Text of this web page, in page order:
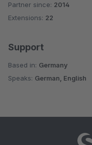
Average rating of 4.8 out of
Partner since: 2014
Extensions: 22
Support
Based in: Germany
Speaks: German, English